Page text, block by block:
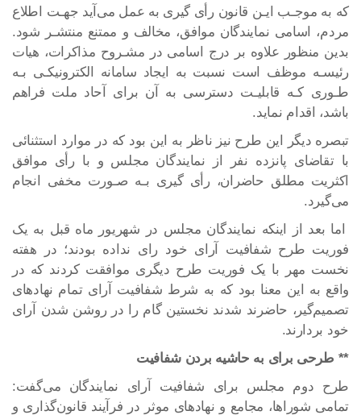
که به موجـب ایـن قانون رأی گیری به عمل می‌آید جهـت اطلاع
مردم، اسامی نمایندگان موافق، مخالف و ممتنع منتشـر ‌شود.
بدین منظور علاوه بر درج اسامی در مشـروح مذاکرات، هیات
رئیسـه موظف است نسبت به ایجاد سامانه الکترونیکـی بـه
طـوری کـه قابلیـت دسترسی به آن برای آحاد ملت فراهم
باشد، اقدام نماید.
تبصره دیگر این طرح نیز ناظر به این بود که در موارد استثنائی
با تقاضای پانزده نفر از نمایندگان مجلس و با رأی موافق
اکثریت مطلق حاضران، رأی گیری بـه صـورت مخفی انجام
می‌گیرد.
اما بعد از اینکه نمایندگان مجلس در شهریور ماه قبل به یک
فوریت طرح شفافیت آرای خود رای نداده بودند؛ در هفته
نخست مهر با یک فوریت طرح دیگری موافقت کردند که در
واقع به این معنا بود که به شرط شفافیت آرای تمام نهادهای
تصمیم‌گیر، حاضرند شدند نخستین گام را در روشن شدن آرای
خود بردارند.
** طرحی برای به حاشیه بردن شفافیت
طرح دوم مجلس برای شفافیت آرای نمایندگان می‌گفت:
تمامی شوراها، مجامع و نهادهای موثر در فرآیند قانون‌گذاری و